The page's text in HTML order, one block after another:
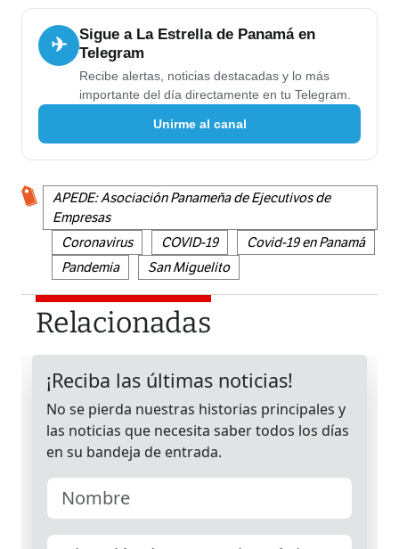
✈
Sigue a La Estrella de Panamá en
Telegram
Recibe alertas, noticias destacadas y lo más
importante del día directamente en tu Telegram.
Unirme al canal
APEDE: Asociación Panameña de Ejecutivos de
Empresas
Coronavirus
COVID-19
Covid-19 en Panamá
Pandemia
San Miguelito
Relacionadas